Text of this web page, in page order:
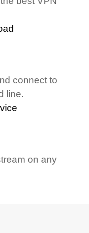
connect to
line.
on any